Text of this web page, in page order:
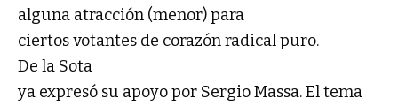
alguna atracción (menor) para
ciertos votantes de corazón radical puro.
De la Sota
ya expresó su apoyo por Sergio Massa. El tema